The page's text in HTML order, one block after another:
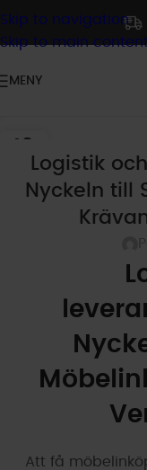
Skip to navigation
Skip to main
MENY
Logistik
Nyckeln till
Att få